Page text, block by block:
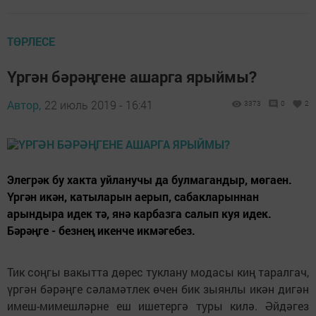
ТӨРЛЕСЕ
Үргән бәрәңгене ашарга ярыймы?
Автор, 22 июль 2019 - 16:41 3373 0 2
Элегрәк бу хакта уйланучы да булмагандыр, мөгаен.
Үргән икән, катыларын аерып, сабакларыннан
арындыра идек тә, янә карбазга салып куя идек.
Бәрәңге - безнең икенче икмәгебез.
Тик соңгы вакытта дөрес туклану модасы киң таралгач,
үргән бәрәңге сәламәтлек өчен бик зыянлы икән дигән
имеш-мимешләрне еш ишетергә туры килә. Әйдәгез